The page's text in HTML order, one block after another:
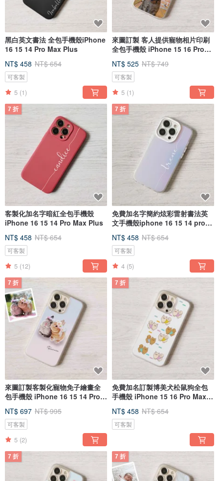
黑白英文書法 全包手機殼iPhone
16 15 14 Pro Max Plus
NT$ 458 NT$ 654
可客製
5 (1)
來圖訂製 客人提供寵物相片印刷
全包手機殼 iPhone 15 16 Pro
NT$ 525 NT$ 749
可客製
5 (1)
7 折
客製化加名字暗紅全包手機殼
iPhone 16 15 14 Pro Max Plus
NT$ 458 NT$ 654
可客製
5 (12)
7 折
免費加名字簡約炫彩雷射書法英
文手機殼iphone 16 15 14 pro
NT$ 458 NT$ 654
可客製
4 (5)
7 折
來圖訂製客製化寵物免子繪畫全
包手機殼 iPhone 16 15 14 Pro
NT$ 697 NT$ 995
可客製
5 (2)
7 折
免費加名訂製博美犬松鼠狗全包
手機殼 iPhone 15 16 Pro Max
NT$ 458 NT$ 654
可客製
7 折 7 折